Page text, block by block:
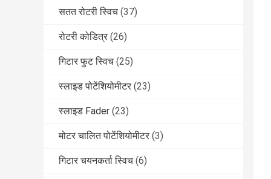
सतत रोटरी स्विच (37)
रोटरी कोडित्र (26)
गिटार फुट स्विच (25)
स्लाइड पोटेंशियोमीटर (23)
स्लाइड Fader (23)
मोटर चालित पोटेंशियोमीटर (3)
गिटार चयनकर्ता स्विच (6)